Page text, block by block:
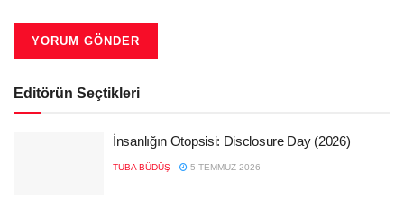
Editörün Seçtikleri
İnsanlığın Otopsisi: Disclosure Day (2026)
TUBA BÜDÜŞ 5 TEMMUZ 2026